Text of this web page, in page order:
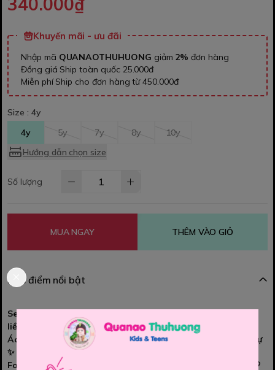
Khuyến mãi - ưu đãi
Nhập mã QUANAOTHUHUONG giảm 2% đơn hàng
Đồng giá Ship toàn quốc 25.000đ
Miễn phí Ship cho đơn hàng từ 450.000đ
Size : 4y
4y
5y 7y 8y
10y
Hướng dẫn chọn size
Số lượng
MUA NGAY THÊM VÀO GIỎ
Đặc điểm nổi bật
Set váy nyy polo trắng kitty xinh xắn, bé mặc lên là cưng
liền 👗🐱
Áo polo cổ bẻ gọn gàng, phối kitty dễ thương mà vẫn lịch sự
✨
Form váy dễ mặc, thoải mái, bé vui chơi cả ngày không bí 🤍